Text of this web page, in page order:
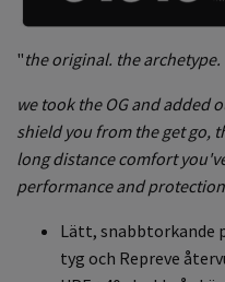
"the original. the
we took the OG and added
shield you from the get go,
long distance comfort
performance and
Lätt, snabbtorkande
tyg och Repreve